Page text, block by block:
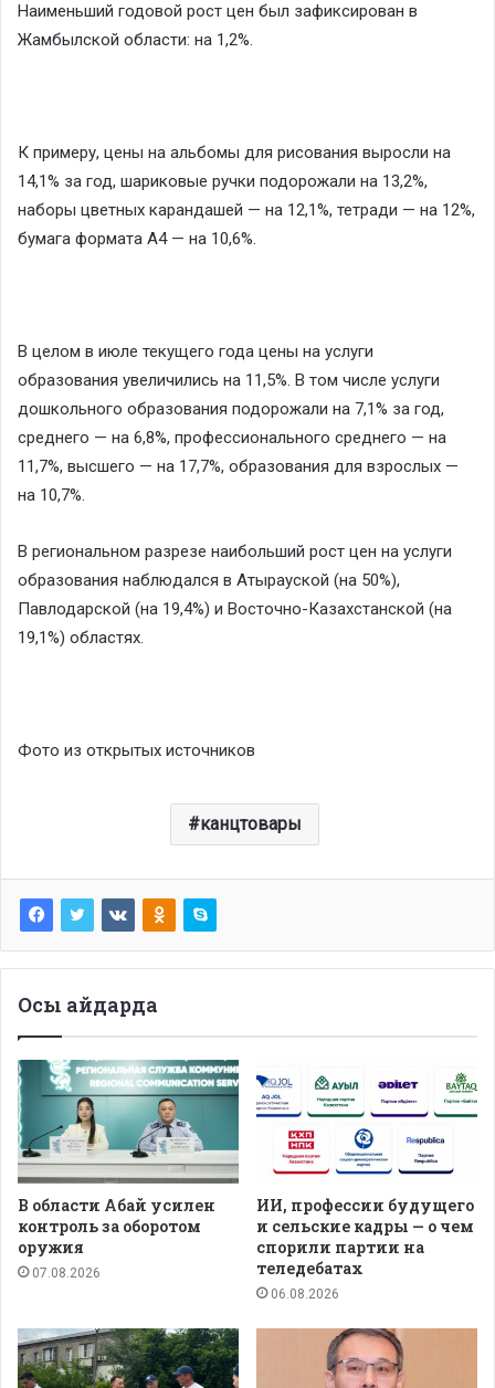
Наименьший годовой рост цен был зафиксирован в
Жамбылской области: на 1,2%.
К примеру, цены на альбомы для рисования выросли на
14,1% за год, шариковые ручки подорожали на 13,2%,
наборы цветных карандашей — на 12,1%, тетради — на 12%,
бумага формата А4 — на 10,6%.
В целом в июле текущего года цены на услуги
образования увеличились на 11,5%. В том числе услуги
дошкольного образования подорожали на 7,1% за год,
среднего — на 6,8%, профессионального среднего — на
11,7%, высшего — на 17,7%, образования для взрослых —
на 10,7%.
В региональном разрезе наибольший рост цен на услуги
образования наблюдался в Атырауской (на 50%),
Павлодарской (на 19,4%) и Восточно-Казахстанской (на
19,1%) областях.
Фото из открытых источников
канцтовары
Осы айдарда
В области Абай усилен
контроль за оборотом
оружия
07.08.2026
ИИ, профессии будущего
и сельские кадры — о чем
спорили партии на
теледебатах
06.08.2026